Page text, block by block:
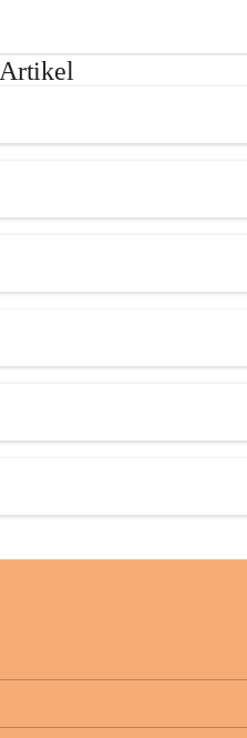
Artikel